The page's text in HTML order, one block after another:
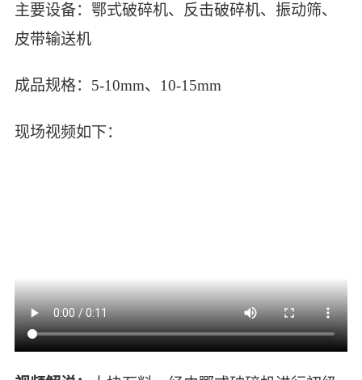
主要设备：鄂式破碎机、反击破碎机、振动筛、
皮带输送机
成品规格：5-10mm、10-15mm
现场视频如下：